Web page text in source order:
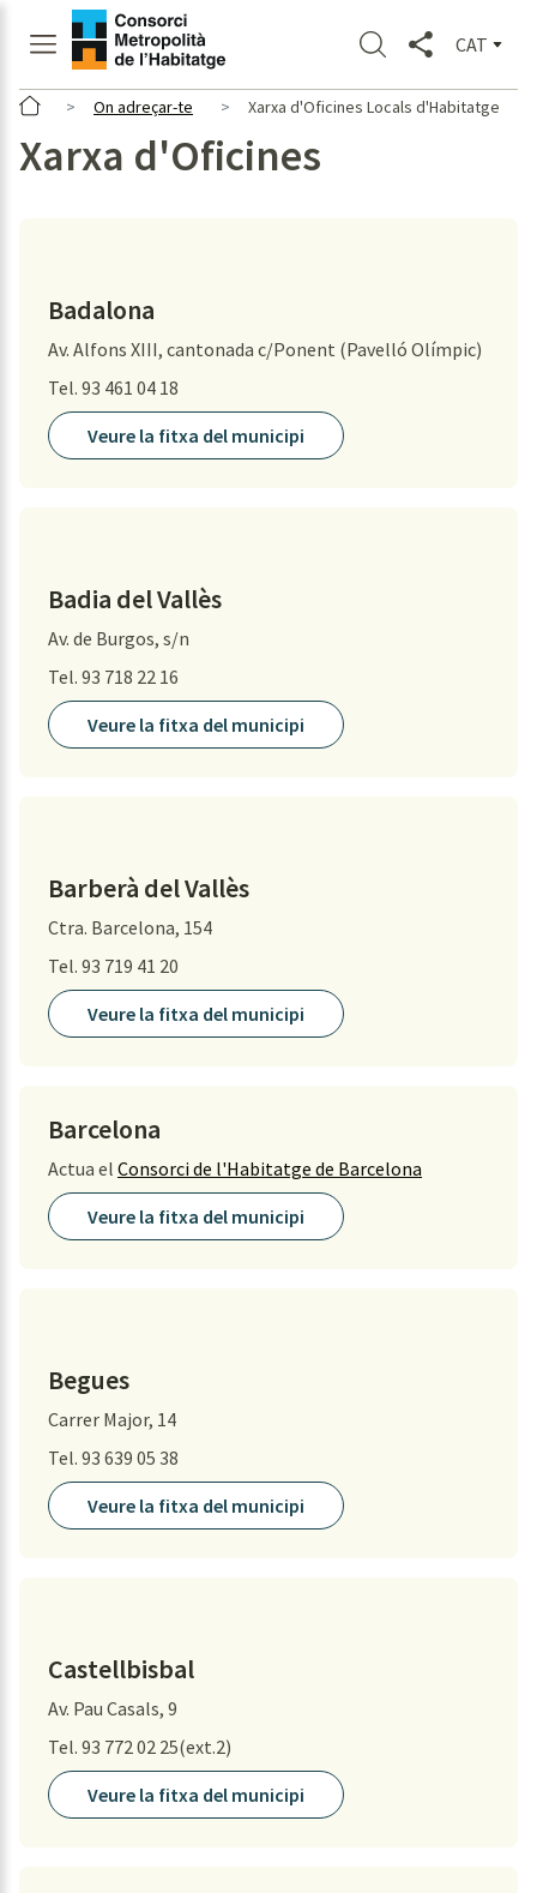
CAT
On adreçar-te Xarxa d'Oficines Locals d'Habitatge
Xarxa d'Oficines
Badalona
Av. Alfons XIII, cantonada c/Ponent (Pavelló Olímpic)
Tel. 93 461 04 18
Veure la fitxa del municipi
Badia del Vallès
Av. de Burgos, s/n
Tel. 93 718 22 16
Veure la fitxa del municipi
Barberà del Vallès
Ctra. Barcelona, 154
Tel. 93 719 41 20
Veure la fitxa del municipi
Barcelona
Actua el Consorci de l'Habitatge de Barcelona
Veure la fitxa del municipi
Begues
Carrer Major, 14
Tel. 93 639 05 38
Veure la fitxa del municipi
Castellbisbal
Av. Pau Casals, 9
Tel. 93 772 02 25(ext.2)
Veure la fitxa del municipi